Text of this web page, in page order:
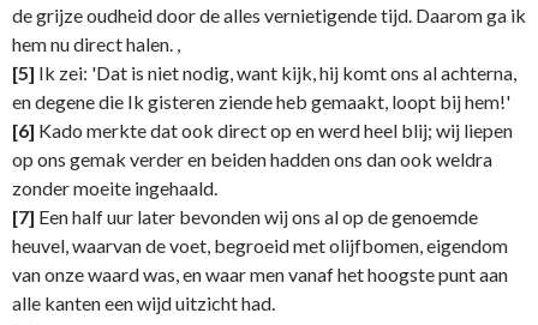
de grijze oudheid door de alles vernietigende tijd. Daarom ga ik
hem nu direct halen. ,
[5] Ik zei: 'Dat is niet nodig, want kijk, hij komt ons al achterna,
en degene die Ik gisteren ziende heb gemaakt, loopt bij hem!'
[6] Kado merkte dat ook direct op en werd heel blij; wij liepen
op ons gemak verder en beiden hadden ons dan ook weldra
zonder moeite ingehaald.
[7] Een half uur later bevonden wij ons al op de genoemde
heuvel, waarvan de voet, begroeid met olijfbomen, eigendom
van onze waard was, en waar men vanaf het hoogste punt aan
alle kanten een wijd uitzicht had.